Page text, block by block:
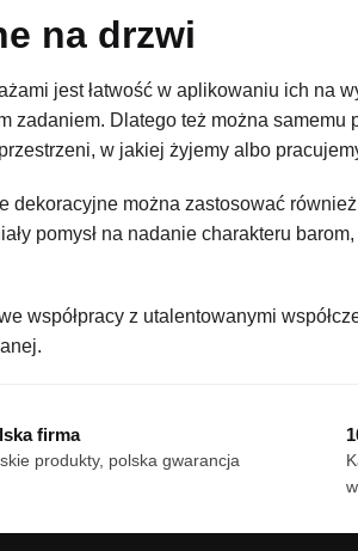
na drzwi
jest łatwość w aplikowaniu ich na
zadaniem. Dlatego też można samemu
w jakiej żyjemy albo
można zastosować
pomysł na nadanie charakteru
współpracy z utalentowanymi
firma
produkty, polska gwarancja